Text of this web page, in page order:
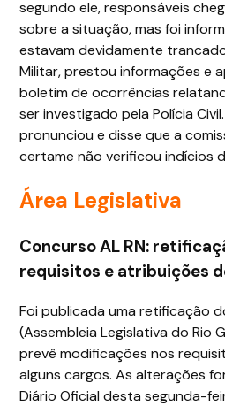
segundo ele, responsáveis
sobre a situação, mas foi
estavam devidamente
Militar, prestou informações e
boletim de ocorrências
ser investigado pela Polícia
pronunciou e disse que a
certame não verificou indícios
Área Legislativa
Concurso AL RN:
requisitos e atribuições
Foi publicada uma retificação
(Assembleia Legislativa do Rio
prevê modificações nos
alguns cargos. As alterações
Diário Oficial desta segunda-